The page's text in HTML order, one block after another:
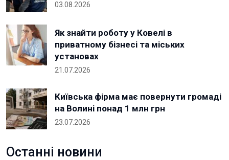
03.08.2026
Як знайти роботу у Ковелі в
приватному бізнесі та міських
установах
21.07.2026
Київська фірма має повернути громаді
на Волині понад 1 млн грн
23.07.2026
Останні новини